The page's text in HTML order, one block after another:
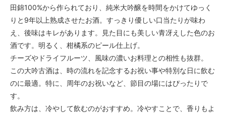
田錦100%から作られており、純米大吟醸を時間をかけてゆっく
りと9年以上熟成させたお酒。すっきり優しい口当たりが味わ
え、後味はキレがあります。見た目にも美しい青冴えした色のお
酒です。明るく、柑橘系のピール仕上げ。
チーズやドライフルーツ、風味の濃いお料理との相性も抜群。
この大吟古酒は、時の流れを記念するお祝い事や特別な日に飲む
のに最適。特に、周年のお祝いなど、節目の場にはぴったりで
す。
飲み方は、冷やして飲むのがおすすめ。冷やすことで、香りもよ